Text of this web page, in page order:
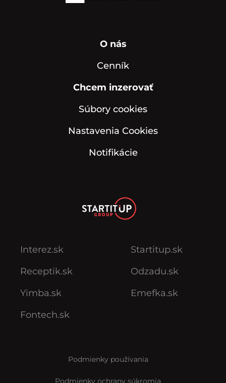
O nás
Cenník
Chcem inzerovať
Súbory cookies
Nastavenia Cookies
Notifikácie
Interez.sk
Receptik.sk
Yimba.sk
Fontech.sk
Startitup.sk
Odzadu.sk
Emefka.sk
Podmienky používania
Podmienky ochrany súkromia